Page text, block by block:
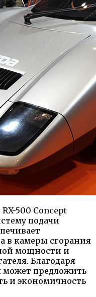
500 Concept
подачи
в камеры сгорания
мощности и
Благодаря
может предложить
и экономичность